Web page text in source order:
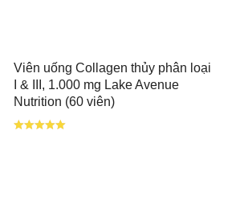
Viên uống Collagen thủy phân loại
I & III, 1.000 mg Lake Avenue
Nutrition (60 viên)